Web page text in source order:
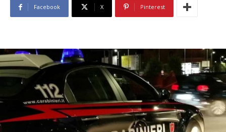
Facebook X Pinterest